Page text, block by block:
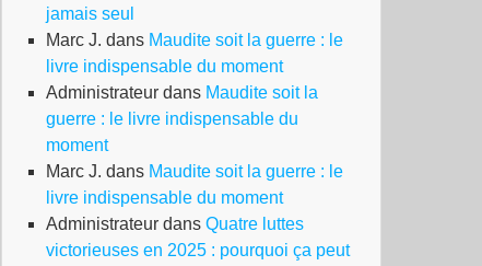
jamais seul
Marc J. dans Maudite soit la guerre : le
livre indispensable du moment
Administrateur dans Maudite soit la
guerre : le livre indispensable du
moment
Marc J. dans Maudite soit la guerre : le
livre indispensable du moment
Administrateur dans Quatre luttes
victorieuses en 2025 : pourquoi ça peut